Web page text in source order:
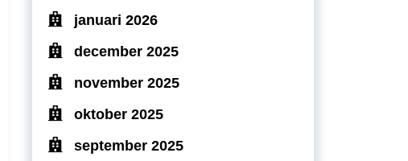
januari 2026
december 2025
november 2025
oktober 2025
september 2025